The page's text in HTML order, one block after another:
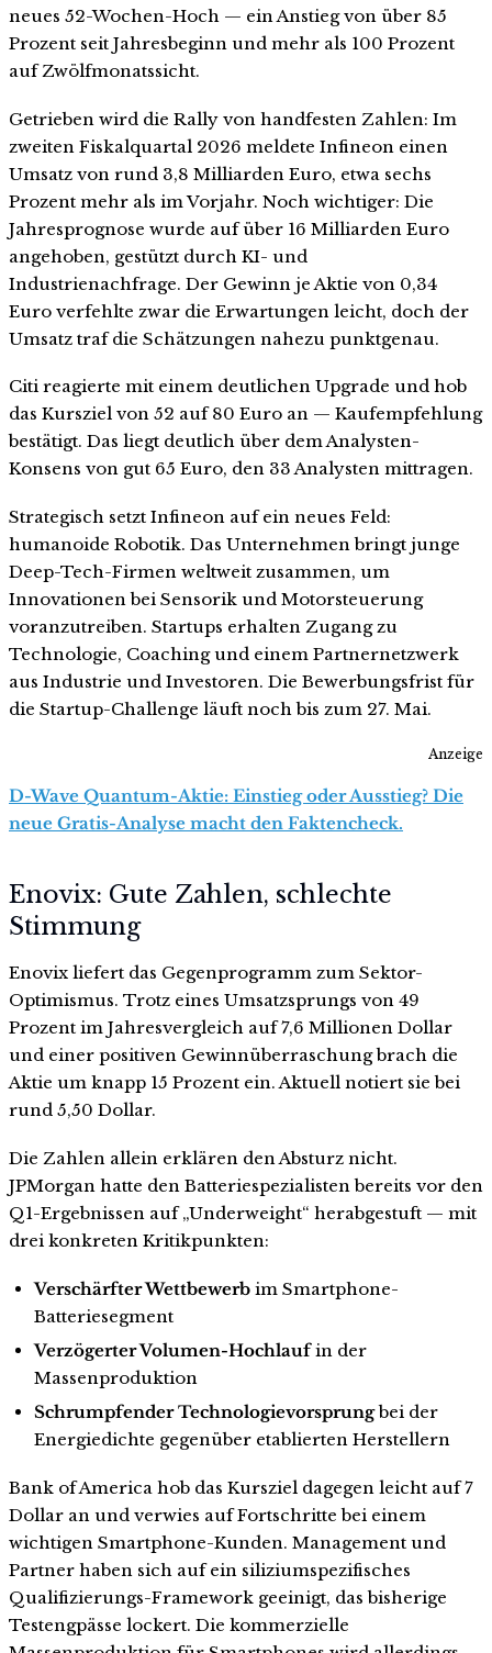
neues 52-Wochen-Hoch — ein Anstieg von über 85
Prozent seit Jahresbeginn und mehr als 100 Prozent
auf Zwölfmonatssicht.
Getrieben wird die Rally von handfesten Zahlen: Im
zweiten Fiskalquartal 2026 meldete Infineon einen
Umsatz von rund 3,8 Milliarden Euro, etwa sechs
Prozent mehr als im Vorjahr. Noch wichtiger: Die
Jahresprognose wurde auf über 16 Milliarden Euro
angehoben, gestützt durch KI- und
Industrienachfrage. Der Gewinn je Aktie von 0,34
Euro verfehlte zwar die Erwartungen leicht, doch der
Umsatz traf die Schätzungen nahezu punktgenau.
Citi reagierte mit einem deutlichen Upgrade und hob
das Kursziel von 52 auf 80 Euro an — Kaufempfehlung
bestätigt. Das liegt deutlich über dem Analysten-
Konsens von gut 65 Euro, den 33 Analysten mittragen.
Strategisch setzt Infineon auf ein neues Feld:
humanoide Robotik. Das Unternehmen bringt junge
Deep-Tech-Firmen weltweit zusammen, um
Innovationen bei Sensorik und Motorsteuerung
voranzutreiben. Startups erhalten Zugang zu
Technologie, Coaching und einem Partnernetzwerk
aus Industrie und Investoren. Die Bewerbungsfrist für
die Startup-Challenge läuft noch bis zum 27. Mai.
Anzeige
D-Wave Quantum-Aktie: Einstieg oder Ausstieg? Die
neue Gratis-Analyse macht den Faktencheck.
Enovix: Gute Zahlen, schlechte
Stimmung
Enovix liefert das Gegenprogramm zum Sektor-
Optimismus. Trotz eines Umsatzsprungs von 49
Prozent im Jahresvergleich auf 7,6 Millionen Dollar
und einer positiven Gewinnüberraschung brach die
Aktie um knapp 15 Prozent ein. Aktuell notiert sie bei
rund 5,50 Dollar.
Die Zahlen allein erklären den Absturz nicht.
JPMorgan hatte den Batteriespezialisten bereits vor den
Q1-Ergebnissen auf „Underweight“ herabgestuft — mit
drei konkreten Kritikpunkten:
Verschärfter Wettbewerbim Smartphone-
Batteriesegment
Verzögerter Volumen-Hochlaufin der
Massenproduktion
Schrumpfender Technologievorsprungbei der
Energiedichte gegenüber etablierten Herstellern
Bank of America hob das Kursziel dagegen leicht auf 7
Dollar an und verwies auf Fortschritte bei einem
wichtigen Smartphone-Kunden. Management und
Partner haben sich auf ein siliziumspezifisches
Qualifizierungs-Framework geeinigt, das bisherige
Testengpässe lockert. Die kommerzielle